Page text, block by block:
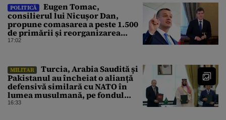
POLITICĂ
Eugen Tomac,
consilierul lui Nicușor Dan,
propune comasarea a peste 1.500
de primării și reorganizarea
administrativă a județelor
17:02
MILITAR
Turcia, Arabia Saudită și
Pakistanul au încheiat o alianță
defensivă similară cu NATO în
lumea musulmană, pe fondul
conflictelor din Orientul Mijlociu
16:33